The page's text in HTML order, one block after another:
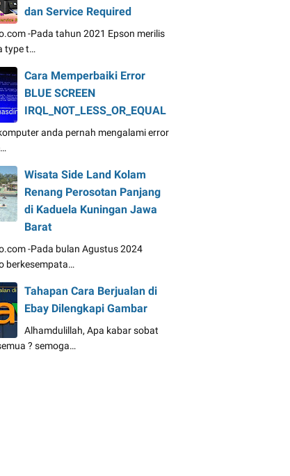
dan Service Required
-Pada tahun 2021 Epson merilis
type t…
Cara Memperbaiki Error
BLUE SCREEN
IRQL_NOT_LESS_OR_EQUAL
anda pernah mengalami error
Wisata Side Land Kolam
Renang Perosotan Panjang
di Kaduela Kuningan Jawa
Barat
-Pada bulan Agustus 2024
berkesempata…
Tahapan Cara Berjualan di
Ebay Dilengkapi Gambar
Alhamdulillah, Apa kabar sobat
? semoga…